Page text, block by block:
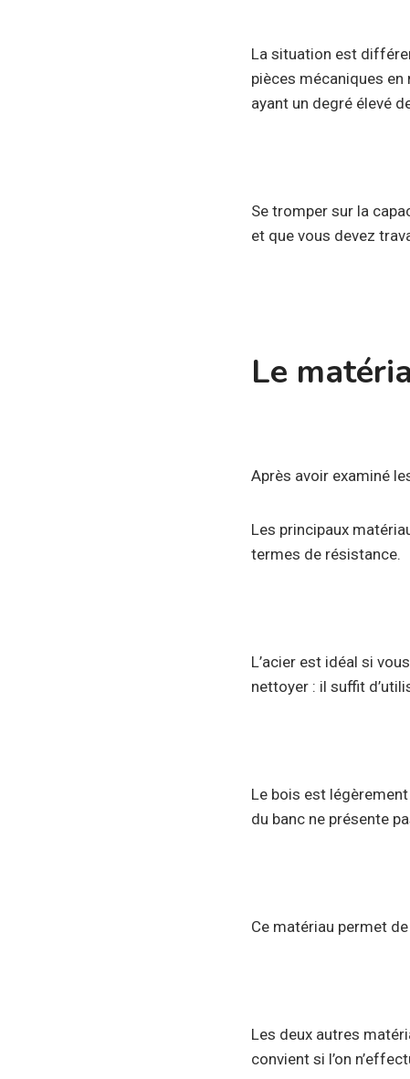
La situation est
pièces mécaniques
ayant un degré élevé
Se tromper sur la
et que vous devez
Le
Après avoir examiné
Les principaux
termes de résistance.
L’acier est idéal si
nettoyer : il suffit
Le bois est
du banc ne présente
Ce matériau permet
Les deux autres
convient si l’on